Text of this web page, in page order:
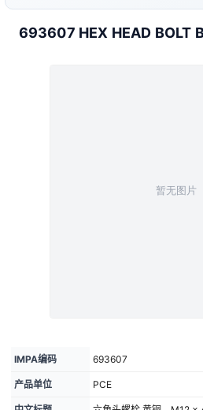
693607 HEX HEAD BOLT
IMPA编码 693607
产品单位 PCE